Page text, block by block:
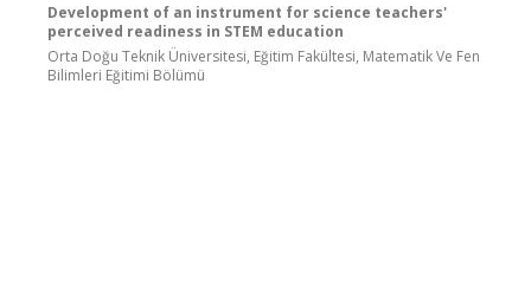
Development of an instrument for science teachers'
perceived readiness in STEM education
Orta Doğu Teknik Üniversitesi, Eğitim Fakültesi, Matematik Ve Fen
Bilimleri Eğitimi Bölümü